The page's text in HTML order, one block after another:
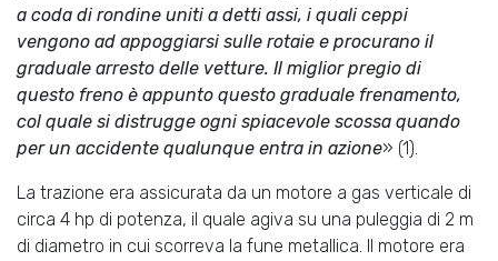
a coda di rondine uniti a detti assi, i quali ceppi
vengono ad appoggiarsi sulle rotaie e procurano il
graduale arresto delle vetture. Il miglior pregio di
questo freno è appunto questo graduale frenamento,
col quale si distrugge ogni spiacevole scossa quando
per un accidente qualunque entra in azione» (1).
La trazione era assicurata da un motore a gas verticale di
circa 4 hp di potenza, il quale agiva su una puleggia di 2 m
di diametro in cui scorreva la fune metallica. Il motore era